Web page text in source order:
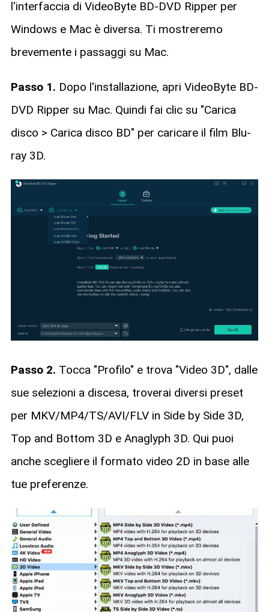
l'interfaccia di VideoByte BD-DVD Ripper per
Windows e Mac è diversa. Ti mostreremo
brevemente i passaggi su Mac.
Passo 1. Dopo l'installazione, apri VideoByte BD-
DVD Ripper su Mac. Quindi fai clic su "Carica
disco > Carica disco BD" per caricare il film Blu-
ray 3D.
Passo 2. Tocca "Profilo" e trova "Video 3D", dalle
sue selezioni a discesa, troverai diversi preset
per MKV/MP4/TS/AVI/FLV in Side by Side 3D,
Top and Bottom 3D e Anaglyph 3D. Qui puoi
anche scegliere il formato video 2D in base alle
tue preferenze.